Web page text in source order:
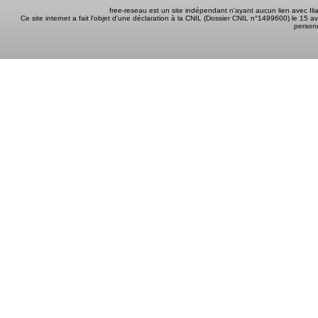
free-reseau est un site indépendant n'ayant aucun lien avec
Ce site internet a fait l'objet d'une déclaration à la CNIL (Dossier CNIL n°1499600) le 15